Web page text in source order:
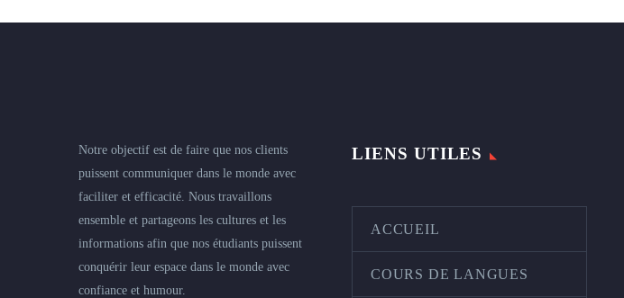
Notre objectif est de faire que nos clients
puissent communiquer dans le monde avec
faciliter et efficacité. Nous travaillons
ensemble et partageons les cultures et les
informations afin que nos étudiants puissent
conquérir leur espace dans le monde avec
confiance et humour.
LIENS UTILES
ACCUEIL
COURS DE LANGUES